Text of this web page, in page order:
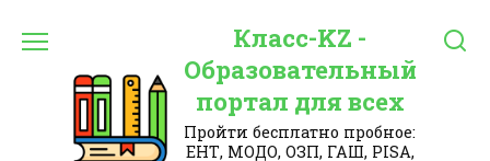
Класс-KZ -
Образовательный
портал для всех
Пройти бесплатно пробное:
ЕНТ, МОДО, ОЗП, ГАШ, PISA,